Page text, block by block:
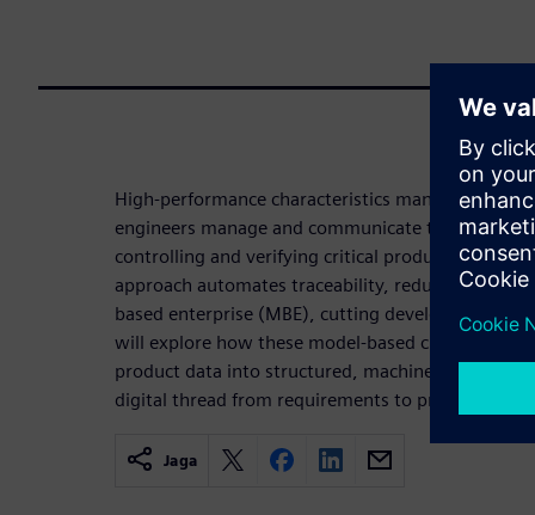
High-performance characteristics management
engineers manage and communicate technical
controlling and verifying critical product features
approach automates traceability, reduces manual
based enterprise (MBE), cutting development
will explore how these model-based
product data into structured, machine-readable
digital thread from requirements to production.
Jaga